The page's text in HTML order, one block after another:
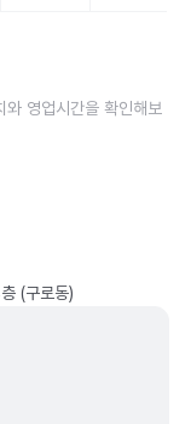
와 영업시간을 확인해보
(구로동)